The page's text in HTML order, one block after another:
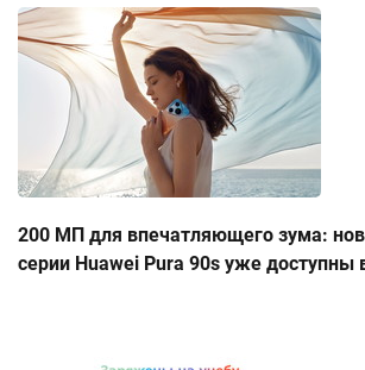
200 МП для впечатляющего зума:
серии Huawei Pura 90s уже доступны